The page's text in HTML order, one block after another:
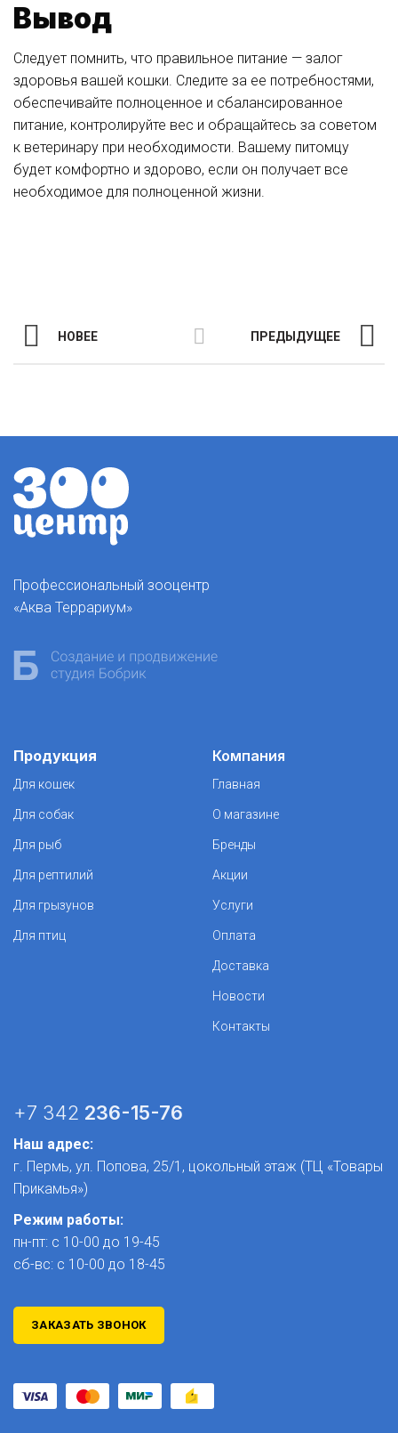
Вывод
Следует помнить, что правильное питание — залог
здоровья вашей кошки. Следите за ее потребностями,
обеспечивайте полноценное и сбалансированное
питание, контролируйте вес и обращайтесь за советом
к ветеринару при необходимости. Вашему питомцу
будет комфортно и здорово, если он получает все
необходимое для полноценной жизни.
НОВЕЕ ПРЕДЫДУЩЕЕ
Профессиональный зооцентр
«Аква Террариум»
Продукция
Для кошек
Для собак
Для рыб
Для рептилий
Для грызунов
Для птиц
Компания
Главная
О магазине
Бренды
Акции
Услуги
Оплата
Доставка
Новости
Контакты
+7 342 236-15-76
Наш адрес:
г. Пермь, ул. Попова, 25/1​, цокольный этаж (ТЦ «Товары
Прикамья»)
Режим работы:
пн-пт: с 10-00 до 19-45
сб-вс: с 10-00 до 18-45
ЗАКАЗАТЬ ЗВОНОК